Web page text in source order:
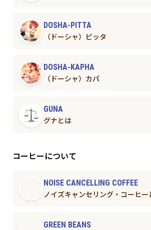
DOSHA-PITTA
（ドーシャ）ピッタ
DOSHA-KAPHA
（ドーシャ）カパ
GUNA
グナとは
コーヒーについて
NOISE CANCELLING COFFEE
ノイズキャンセリング・コーヒー
GREEN BEANS